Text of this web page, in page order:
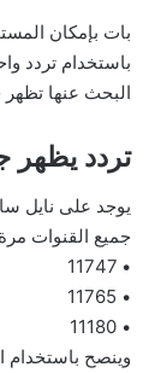
بات بإمكان
باستخدام تردد
البحث عنها
تردد يظهر
يوجد على نايل
جميع القنوات
• 11747
• 11765
• 11180